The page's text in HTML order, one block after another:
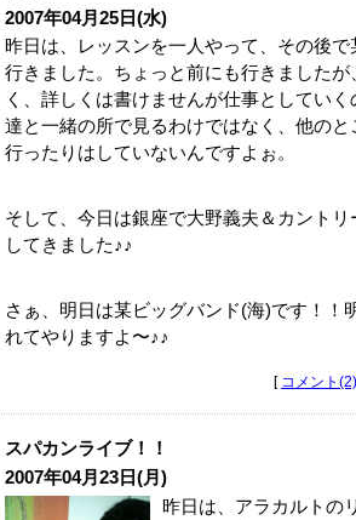
2007年04月25日(水)
昨日は、レッスンを一人やって、その後
行きました。ちょっと前にも行きました
く、詳しくは書けませんが仕事としてい
達と一緒の所で見るわけではなく、他の
行ったりはしていないんですよぉ。
そして、今日は銀座で大野義夫＆カント
してきました♪♪
さぁ、明日は某ビッグバンド(海)です！！
れてやりますよ〜♪♪
[ コメント(2)
スパカンライブ！！
2007年04月23日(月)
昨日は、アラカルトの